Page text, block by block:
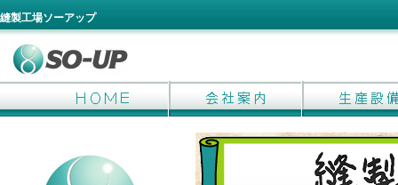
縫製工場ソーアップ